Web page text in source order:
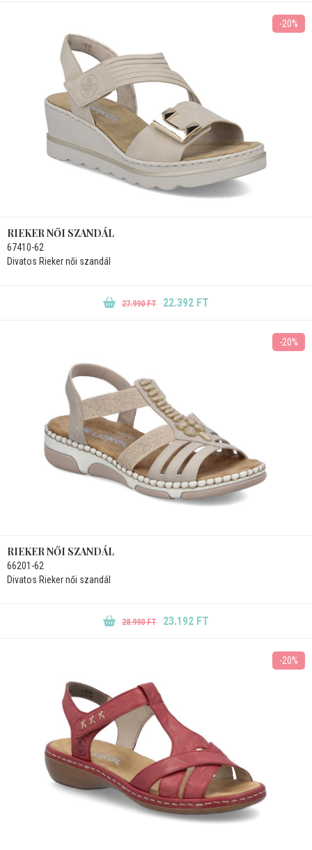
-20%
RIEKER NŐI SZANDÁL
67410-62
Divatos Rieker női szandál
27.990 FT 22.392 FT
-20%
RIEKER NŐI SZANDÁL
66201-62
Divatos Rieker női szandál
28.990 FT 23.192 FT
-20%